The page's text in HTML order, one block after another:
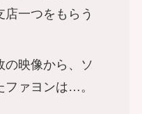
店一つをもらう
の映像から、ソ
ファヨンは…。